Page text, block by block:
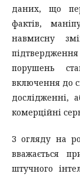
даних, що
фактів,
навмисну
порушень
включення до
дослідженні,
комерційні
З огляду на
вважається
штучного